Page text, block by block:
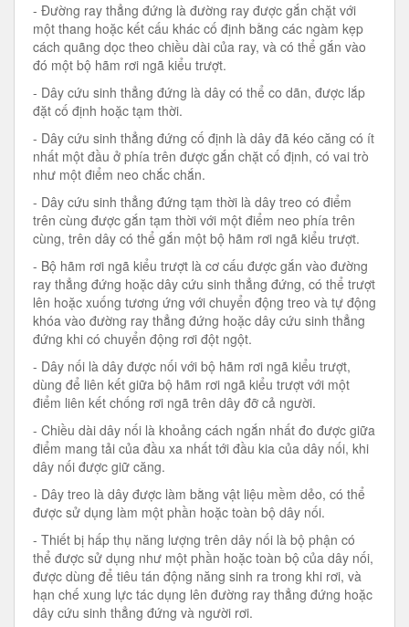
- Đường ray thẳng đứng là đường ray được gắn chặt với
một thang hoặc kết cấu khác cố định bằng các ngàm kẹp
cách quãng dọc theo chiều dài của ray, và có thể gắn vào
đó một bộ hãm rơi ngã kiểu trượt.
- Dây cứu sinh thẳng đứng là dây có thể co dãn, được lắp
đặt cố định hoặc tạm thời.
- Dây cứu sinh thẳng đứng cố định là dây đã kéo căng có ít
nhất một đầu ở phía trên được gắn chặt cố định, có vai trò
như một điểm neo chắc chắn.
- Dây cứu sinh thẳng đứng tạm thời là dây treo có điểm
trên cùng được gắn tạm thời với một điểm neo phía trên
cùng, trên dây có thể gắn một bộ hãm rơi ngã kiểu trượt.
- Bộ hãm rơi ngã kiểu trượt là cơ cấu được gắn vào đường
ray thẳng đứng hoặc dây cứu sinh thẳng đứng, có thể trượt
lên hoặc xuống tương ứng với chuyển động treo và tự động
khóa vào đường ray thẳng đứng hoặc dây cứu sinh thẳng
đứng khi có chuyển động rơi đột ngột.
- Dây nối là dây được nối với bộ hãm rơi ngã kiểu trượt,
dùng để liên kết giữa bộ hãm rơi ngã kiểu trượt với một
điểm liên kết chống rơi ngã trên dây đỡ cả người.
- Chiều dài dây nối là khoảng cách ngắn nhất đo được giữa
điểm mang tải của đầu xa nhất tới đầu kia của dây nối, khi
dây nối được giữ căng.
- Dây treo là dây được làm bằng vật liệu mềm dẻo, có thể
được sử dụng làm một phần hoặc toàn bộ dây nối.
- Thiết bị hấp thụ năng lượng trên dây nối là bộ phận có
thể được sử dụng như một phần hoặc toàn bộ của dây nối,
được dùng để tiêu tán động năng sinh ra trong khi rơi, và
hạn chế xung lực tác dụng lên đường ray thẳng đứng hoặc
dây cứu sinh thẳng đứng và người rơi.